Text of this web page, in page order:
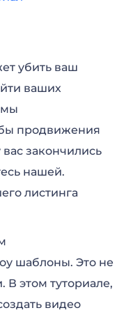
убить ваш
ваших
продвижения
закончились
нашей.
листинга
шаблоны. Это не
В этом туториале,
видео